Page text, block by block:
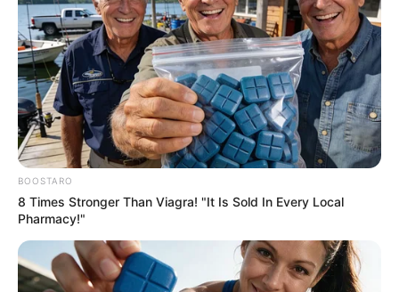
BOOSTARO
8 Times Stronger Than Viagra! "It Is Sold In Every Local
Pharmacy!"